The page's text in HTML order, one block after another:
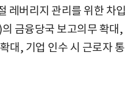
레버리지 관리를 위한 차입
금융당국 보고의무 확대,
대, 기업 인수 시 근로자 통